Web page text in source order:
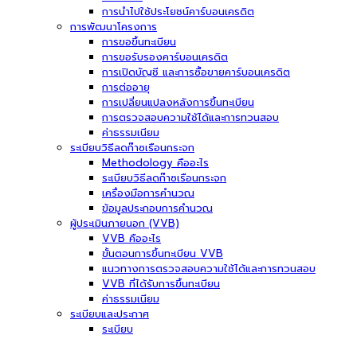
การนำไปใช้ประโยชน์คาร์บอนเครดิต
การพัฒนาโครงการ
การขอขึ้นทะเบียน
การขอรับรองคาร์บอนเครดิต
การเปิดบัญชี และการซื้อขายคาร์บอนเครดิต
การต่ออายุ
การเปลี่ยนแปลงหลังการขึ้นทะเบียน
การตรวจสอบความใช้ได้และการทวนสอบ
ค่าธรรมเนียม
ระเบียบวิธีลดก๊าซเรือนกระจก
Methodology คืออะไร
ระเบียบวิธีลดก๊าซเรือนกระจก
เครื่องมือการคำนวณ
ข้อมูลประกอบการคำนวณ
ผู้ประเมินภายนอก (VVB)
VVB คืออะไร
ขั้นตอนการขึ้นทะเบียน VVB
แนวทางการตรวจสอบความใช้ได้และการทวนสอบ
VVB ที่ได้รับการขึ้นทะเบียน
ค่าธรรมเนียม
ระเบียบและประกาศ
ระเบียบ